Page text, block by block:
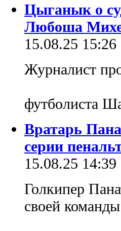
Цыганык о
Любоша
15.08.25 15:26
Журналист
футболиста
Вратарь
серии
15.08.25 14:39
Голкипер
своей